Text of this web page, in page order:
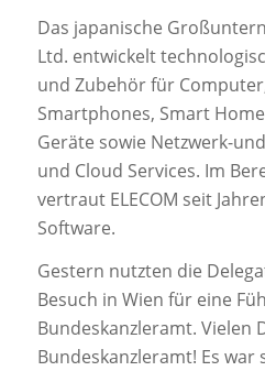
Das japanische
Ltd. entwickelt
und Zubehör für
Smartphones, Smart
Geräte sowie Netzwerk-
und Cloud Services. Im
vertraut ELECOM seit
Software.
Gestern nutzten die
Besuch in Wien für eine
Bundeskanzleramt. Vielen
Bundeskanzleramt! Es war